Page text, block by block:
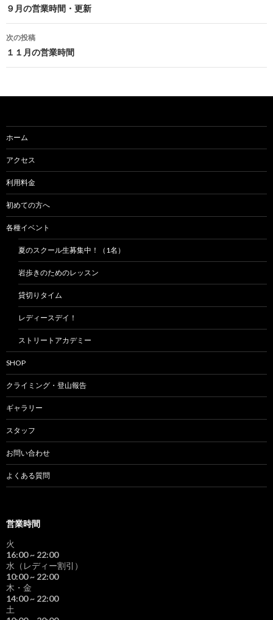
稿
ナ
ビ
ー
ョ
ン
９月の営業時間・更新
次の投稿
１１月の営業時間
ホーム
アクセス
利用料金
初めての方へ
各種イベント
夏のスクール生募集中！（1名）
岩歩きのためのレッスン
貸切りタイム
レディースデイ！
ストリートアカデミー
SHOP
クライミング・登山報告
ギャラリー
スタッフ
お問い合わせ
よくある質問
営業時間
火
16:00~ 22:00
水（レディー割引）
10:00~ 22:00
木・金
14:00~ 22:00
土